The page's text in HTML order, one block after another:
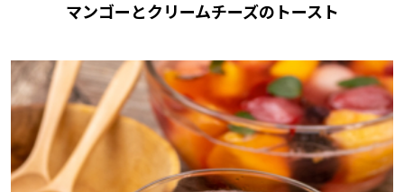
マンゴーとクリームチーズのトースト